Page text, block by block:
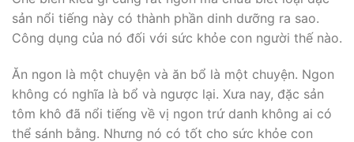
sản nổi tiếng này có thành phần dinh dưỡng ra sao.
Công dụng của nó đối với sức khỏe con người thế nào.
Ăn ngon là một chuyện và ăn bổ là một chuyện. Ngon
không có nghĩa là bổ và ngược lại. Xưa nay, đặc sản
tôm khô đã nổi tiếng về vị ngon trứ danh không ai có
thể sánh bằng. Nhưng nó có tốt cho sức khỏe con